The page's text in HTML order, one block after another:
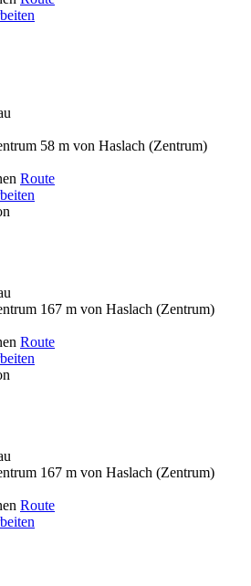
58 m von Haslach (Zentrum)
Route
167 m von Haslach (Zentrum)
Route
167 m von Haslach (Zentrum)
Route